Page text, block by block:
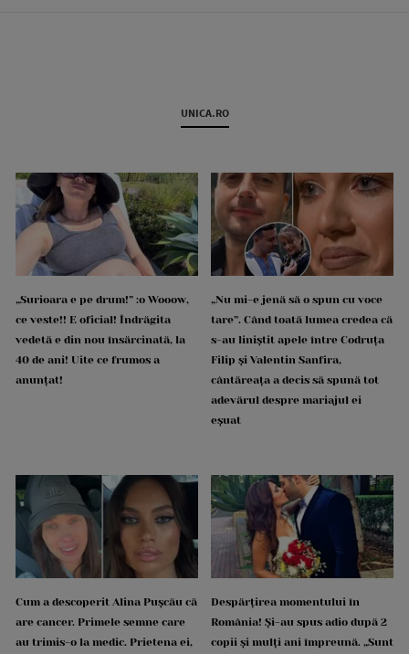
UNICA.RO
„Surioara e pe drum!” :o Wooow,
ce veste!! E oficial! Îndrăgita
vedetă e din nou însărcinată, la
40 de ani! Uite ce frumos a
anunțat!
„Nu mi-e jenă să o spun cu voce
tare”. Când toată lumea credea că
s-au liniștit apele între Codruța
Filip și Valentin Sanfira,
cântăreața a decis să spună tot
adevărul despre mariajul ei
eșuat
Cum a descoperit Alina Pușcău că
are cancer. Primele semne care
au trimis-o la medic. Prietena ei,
Despărțirea momentului în
România! Și-au spus adio după 2
copii și mulți ani împreună. „Sunt